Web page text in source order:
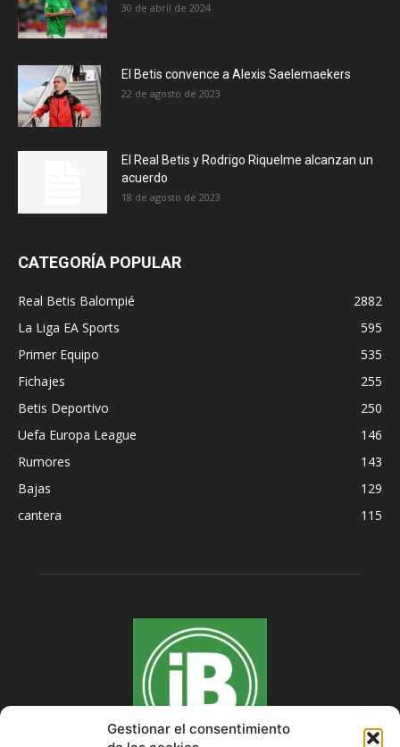
Gestionar el consentimiento
30 de abril de 2024
El Betis convence a Alexis Saelemaekers
22 de agosto de 2023
El Real Betis y Rodrigo Riquelme alcanzan un
acuerdo
18 de agosto de 2023
CATEGORÍA POPULAR
Real Betis Balompié
2882
La Liga EA Sports
595
Primer Equipo
535
Fichajes
255
Betis Deportivo
250
Uefa Europa League
146
Rumores
143
Bajas
129
cantera
115